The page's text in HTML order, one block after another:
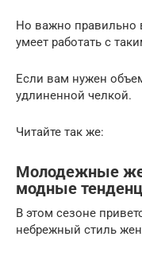
Но важно правильно
умеет работать с
Если вам нужен
удлиненной челкой.
Читайте так же:
Молодежные
модные
В этом сезоне
небрежный стиль